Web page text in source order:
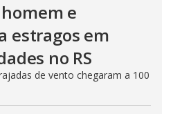
e
estragos em
no RS
de vento chegaram a 100